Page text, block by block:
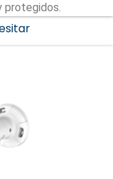
protegidos.